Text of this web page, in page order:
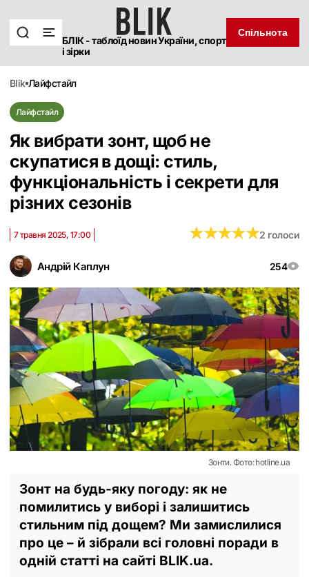
БЛІК - таблоїд новин України, спорт
і зірки
Спільнота
blik лайфстайл
Лайфстайл
Як вибрати зонт, щоб не
скупатися в дощі: стиль,
функціональність і секрети для
різних сезонів
Андрій Каплун 254
7 травня 2025, 17:00 ★★★★★
★★★★★2 голоси
Зонти. Фото: hotline.ua
Зонт на будь-яку погоду: як не
помилитись у виборі і залишитись
стильним під дощем? Ми замислилися
про це – й зібрали всі головні поради в
одній статті на сайті BLIK.ua.